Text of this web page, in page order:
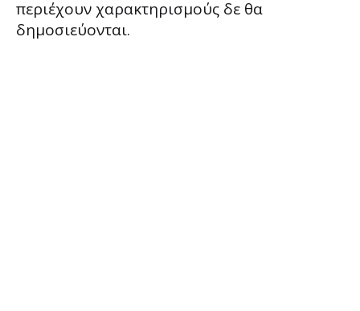
περιέχουν χαρακτηρισμούς δε θα
δημοσιεύονται.